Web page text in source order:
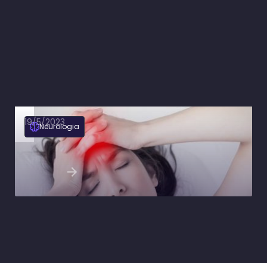
Neurologia
19/5/2023
Saiba como fazer o manejo do paciente com
cefaleia na emergência
Ler artigo